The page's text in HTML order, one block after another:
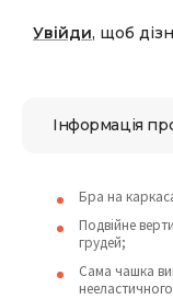
Увійди, щоб
Інформація
Бра на
Подвійне
грудей;
Сама чашка